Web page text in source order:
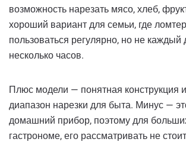
возможность нарезать мясо, хлеб,
хороший вариант для семьи, где
пользоваться регулярно, но не каждый
несколько часов.
Плюс модели — понятная конструкция
диапазон нарезки для быта. Минус —
домашний прибор, поэтому для
гастрономе, его рассматривать не